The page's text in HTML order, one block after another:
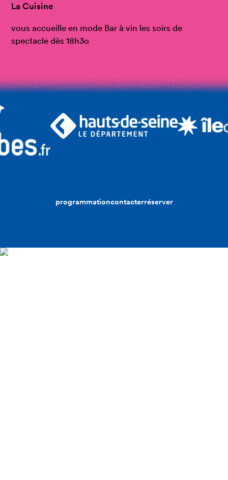
La Cuisine
vous accueille en mode Bar à vin les soirs de
spectacle dès 18h3o
programmationcontacterréserver